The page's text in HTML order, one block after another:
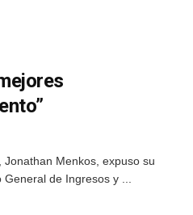
Menkos, expuso su
de Ingresos y ...